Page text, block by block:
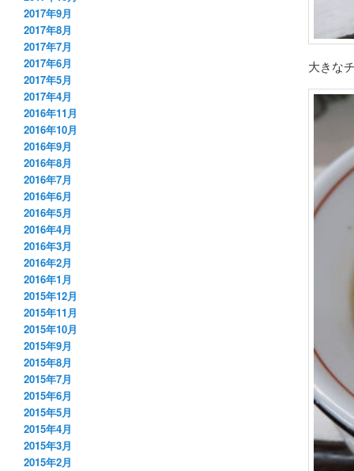
大きな
2017年9月
2017年8月
2017年7月
2017年6月
2017年5月
2017年4月
2016年11月
2016年10月
2016年9月
2016年8月
2016年7月
2016年6月
2016年5月
2016年4月
2016年3月
2016年2月
2016年1月
2015年12月
2015年11月
2015年10月
2015年9月
2015年8月
2015年7月
2015年6月
2015年5月
2015年4月
2015年3月
2015年2月